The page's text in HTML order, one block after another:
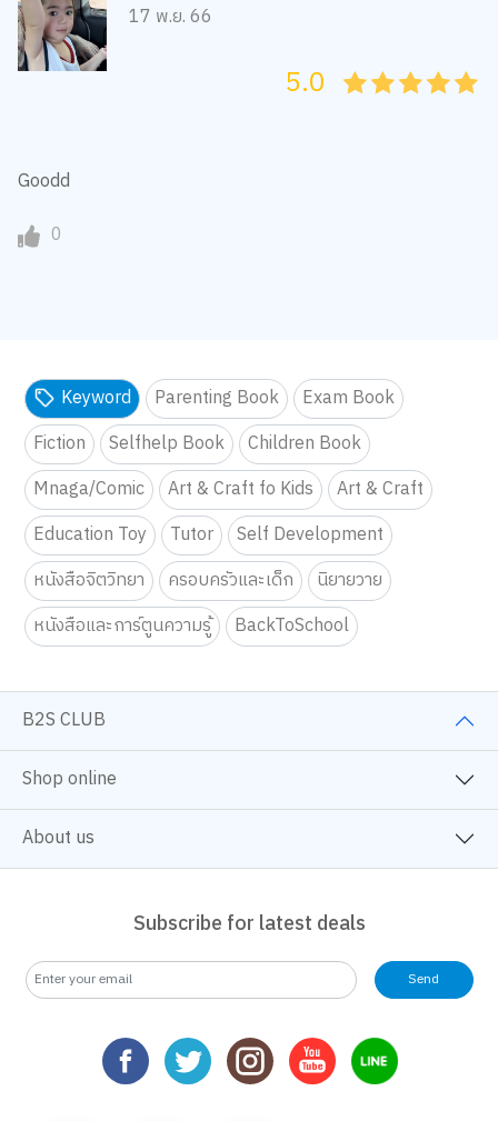
17 พ.ย. 66
45
4
35
3
25
2
15
1
05
5.0
Goodd
0
Keyword Parenting Book
Exam Book
Fiction
Selfhelp Book
Children Book
Mnaga/Comic
Art & Craft fo Kids
Art & Craft
Education Toy
Tutor
Self Development
หนังสือจิตวิทยา
ครอบครัวและเด็ก
นิยายวาย
หนังสือและการ์ตูนความรู้
BackToSchool
B2S CLUB
Shop online
About us
Subscribe for latest deals
Send